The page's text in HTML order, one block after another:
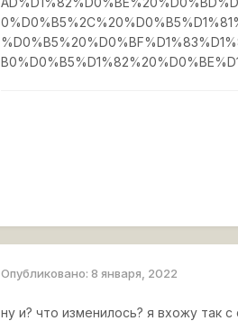
Опубликовано:8 января, 2022
ну и? что изменилось? я вхожу так